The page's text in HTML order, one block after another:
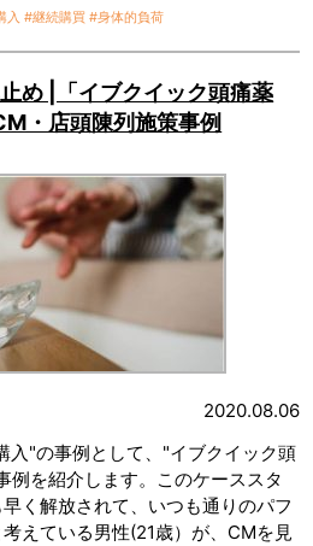
入 #継続購買 #身体的負荷
め |「イブクイック頭痛薬
・店頭陳列施策事例
2020.08.06
"の事例として、"イブクイック頭
例を紹介します。このケーススタ
く解放されて、いつも通りのパフ
えている男性(21歳）が、CMを見